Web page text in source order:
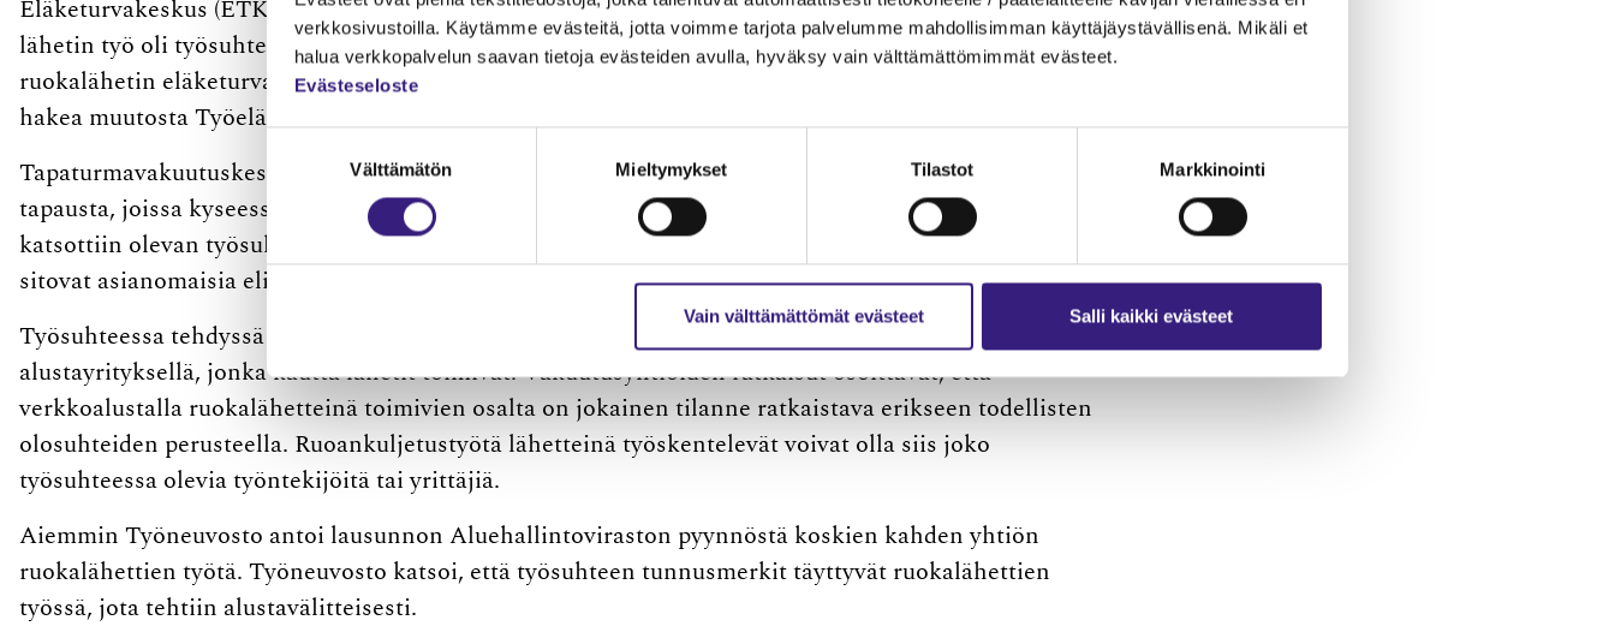
verkkosivustoilla. Käytämme evästeitä, jotta voimme tarjota palvelumme mahdollisimman käyttäjäystävällisenä. Mikäli et
halua verkkopalvelun saavan tietoja evästeiden avulla, hyväksy vain välttämättömimmät evästeet.
Evästeseloste
Välttämätön Mieltymykset Tilastot Markkinointi
Vain välttämättömät evästeet Salli kaikki evästeet
Eläketurvakeskus (ETK) on ratkaissut kesäkuussa ruokalähetin omasta pyynnöstä, että kyseisen
lähetin työ oli työsuhteessa tehtyä työtä. Näin ollen työnantajalla oli velvollisuus järjestää
ruokalähetin eläketurva työntekijän eläkevakuutuksen mukaan. ETK:n päätökseen on mahdollisuus
hakea muutosta Työeläkeasioiden muutoksenhakulautakunnalta.
Tapaturmavakuutuskeskus (TVK) on puolestaan ratkaissut vakuutusyhtiön hakemuksesta kolme
tapausta, joissa kyseessä oli ruokalähettien tekemä kuljetustyö. Kahdessa tapauksessa kyseessä
katsottiin olevan työsuhteessa tehty työ ja yhdessä yrittäjänä toimiminen. TVK:n tekemät ratkaisut
sitovat asianomaisia eli hakemuksen tehnyttä vakuutusyhtiötä, työn teettäjää ja työn suorittajaa.
Työsuhteessa tehdyssä työssä vakuuttamisvelvollisuus on työnantajalla eli verkossa toimivalla
alustayrityksellä, jonka kautta lähetit toimivat. Vakuutusyhtiöiden ratkaisut osoittavat, että
verkkoalustalla ruokalähetteinä toimivien osalta on jokainen tilanne ratkaistava erikseen todellisten
olosuhteiden perusteella. Ruoankuljetustyötä lähetteinä työskentelevät voivat olla siis joko
työsuhteessa olevia työntekijöitä tai yrittäjiä.
Aiemmin Työneuvosto antoi lausunnon Aluehallintoviraston pyynnöstä koskien kahden yhtiön
ruokalähettien työtä. Työneuvosto katsoi, että työsuhteen tunnusmerkit täyttyvät ruokalähettien
työssä, jota tehtiin alustavälitteisesti.